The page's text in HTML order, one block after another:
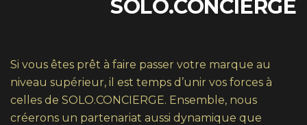
SOLO.CONCIERGE
Si vous êtes prêt à faire passer votre marque au
niveau supérieur, il est temps d’unir vos forces à
celles de SOLO.CONCIERGE. Ensemble, nous
créerons un partenariat aussi dynamique que